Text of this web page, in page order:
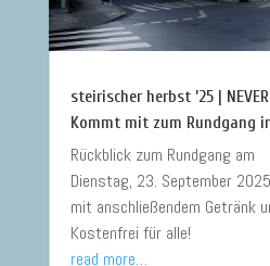
steirischer herbst ’25 | NEVER
Kommt mit zum Rundgang
Rückblick zum Rundgang am
Dienstag, 23. September
mit anschließendem Getränk
Kostenfrei für alle!
read more…